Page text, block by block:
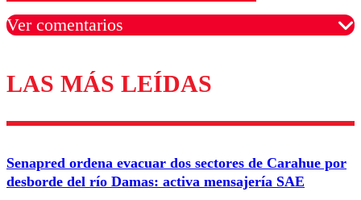
Ver comentarios
Los comentarios son moderados para garantizar un
diálogo respetuoso.
Nombre
Correo
LAS MÁS LEÍDAS
Senapred ordena evacuar dos sectores de Carahue por
desborde del río Damas: activa mensajería SAE